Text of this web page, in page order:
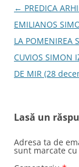
Navigare
în
articole
← PREDICA
EMILIANOS
LA POMENIREA
CUVIOS SIMON
DE MIR (28
Lasă un
Adresa ta de
sunt marcate cu